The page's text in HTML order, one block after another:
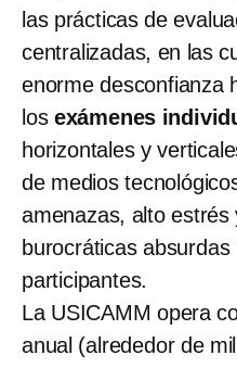
las prácticas de
centralizadas, en las
enorme desconfianza
los exámenes
horizontales y
de medios
amenazas, alto estrés
burocráticas absurdas
participantes.
La USICAMM opera
anual (alrededor de